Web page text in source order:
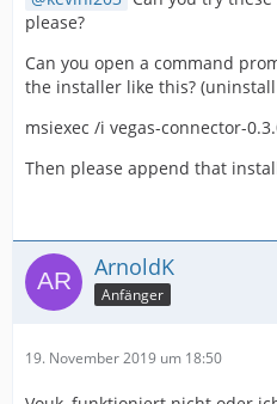
please?
Can you open a command
the installer like this?
msiexec /i vegas-connector-
Then please append that
ArnoldK
Anfänger
19. November 2019 um 18:50